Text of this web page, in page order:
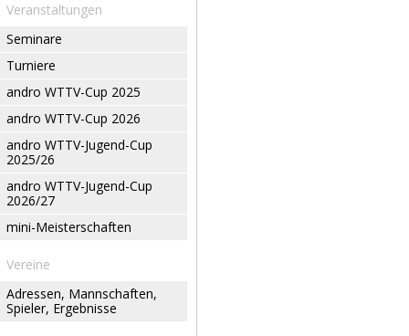
Veranstaltungen
Seminare
Turniere
andro WTTV-Cup 2025
andro WTTV-Cup 2026
andro WTTV-Jugend-Cup
2025/26
andro WTTV-Jugend-Cup
2026/27
mini-Meisterschaften
Vereine
Adressen, Mannschaften,
Spieler, Ergebnisse